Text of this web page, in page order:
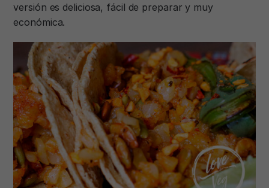
versión es deliciosa, fácil de preparar y muy
económica.